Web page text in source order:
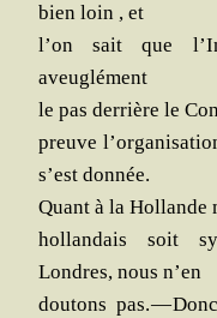
bien loin , et
l’on sait que
aveuglément
le pas der­rière le
preuve
s’est donnée.
Quant à la Hol­lande
hol­lan­dais soit
Londres, nous n’en
dou­tons pas. —